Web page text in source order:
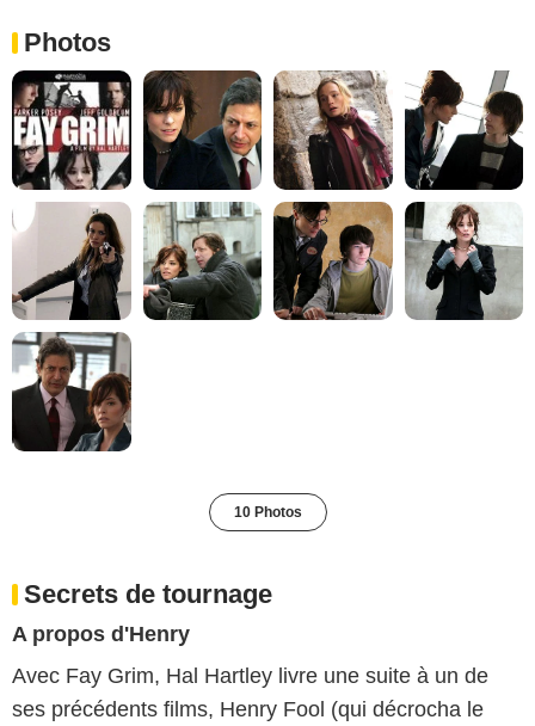
Photos
10 Photos
Secrets de tournage
A propos d'Henry
Avec Fay Grim, Hal Hartley livre une suite à un de
ses précédents films, Henry Fool (qui décrocha le